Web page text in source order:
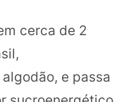
cerca de 2
e passa